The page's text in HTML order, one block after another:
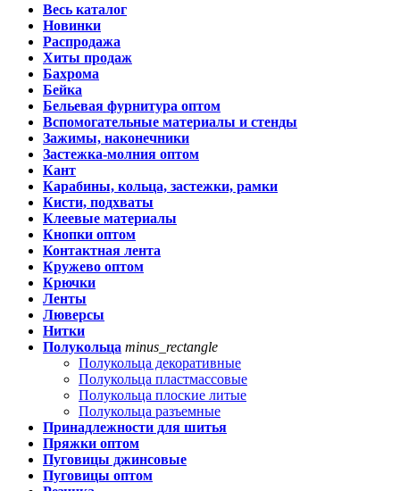
Весь каталог
Новинки
Распродажа
Хиты продаж
Бахрома
Бейка
Бельевая фурнитура оптом
Вспомогательные материалы и стенды
Зажимы, наконечники
Застежка-молния оптом
Кант
Карабины, кольца, застежки, рамки
Кисти, подхваты
Клеевые материалы
Кнопки оптом
Контактная лента
Кружево оптом
Крючки
Ленты
Люверсы
Нитки
Полукольца minus_rectangle
Полукольца декоративные
Полукольца пластмассовые
Полукольца плоские литые
Полукольца разъемные
Принадлежности для шитья
Пряжки оптом
Пуговицы джинсовые
Пуговицы оптом